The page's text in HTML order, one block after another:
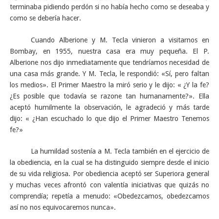
terminaba pidiendo perdón si no había hecho como se deseaba y
como se debería hacer.
Cuando Alberione y M. Tecla vinieron a visitarnos en
Bombay, en 1955, nuestra casa era muy pequeña. El P.
Alberione nos dijo inmediatamente que tendríamos necesidad de
una casa más grande. Y M. Tecla, le respondió: «Sí, pero faltan
los medios». El Primer Maestro la miró serio y le dijo: « ¿Y la fe?
¿Es posible que todavía se razone tan humanamente?». Ella
aceptó humilmente la observación, le agradeció y más tarde
dijo: « ¿Han escuchado lo que dijo el Primer Maestro Tenemos
fe?»
La humildad sostenía a M. Tecla también en el ejercicio de
la obediencia, en la cual se ha distinguido siempre desde el inicio
de su vida religiosa. Por obediencia aceptó ser Superiora general
y muchas veces afrontó con valentía iniciativas que quizás no
comprendía; repetía a menudo: «Obedezcamos, obedezcamos
así no nos equivocaremos nunca».